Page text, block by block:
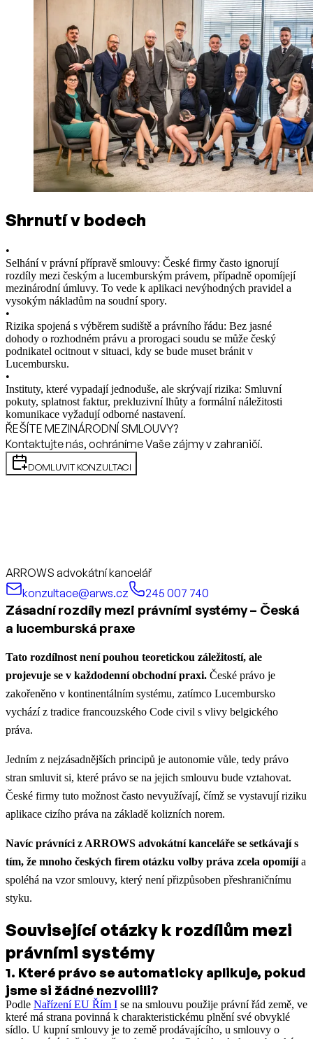
Shrnutí v bodech
•
Selhání v právní přípravě smlouvy: České firmy často ignorují
rozdíly mezi českým a lucemburským právem, případně opomíjejí
mezinárodní úmluvy. To vede k aplikaci nevýhodných pravidel a
vysokým nákladům na soudní spory.
•
Rizika spojená s výběrem sudiště a právního řádu: Bez jasné
dohody o rozhodném právu a prorogaci soudu se může český
podnikatel ocitnout v situaci, kdy se bude muset bránit v
Lucembursku.
•
Instituty, které vypadají jednoduše, ale skrývají rizika: Smluvní
pokuty, splatnost faktur, prekluzivní lhůty a formální náležitosti
komunikace vyžadují odborné nastavení.
ŘEŠÍTE MEZINÁRODNÍ SMLOUVY?
Kontaktujte nás, ochráníme Vaše zájmy v zahraničí.
DOMLUVIT KONZULTACI
ARROWS advokátní kancelář
konzultace@arws.cz
245 007 740
Zásadní rozdíly mezi právními systémy – Česká
a lucemburská praxe
Tato rozdílnost není pouhou teoretickou záležitostí, ale
projevuje se v každodenní obchodní praxi. České právo je
zakořeněno v kontinentálním systému, zatímco Lucembursko
vychází z tradice francouzského Code civil s vlivy belgického
práva.
Jedním z nejzásadnějších principů je autonomie vůle, tedy právo
stran smluvit si, které právo se na jejich smlouvu bude vztahovat.
České firmy tuto možnost často nevyužívají, čímž se vystavují riziku
aplikace cizího práva na základě kolizních norem.
Navíc právníci z ARROWS advokátní kanceláře se setkávají s
tím, že mnoho českých firem otázku volby práva zcela opomíjía
spoléhá na vzor smlouvy, který není přizpůsoben přeshraničnímu
styku.
Související otázky k rozdílům mezi
právními systémy
1. Které právo se automaticky aplikuje, pokud
jsme si žádné nezvolili?
Podle Nařízení EU Řím I se na smlouvu použije právní řád země, ve
které má strana povinná k charakteristickému plnění své obvyklé
sídlo. U kupní smlouvy je to země prodávajícího, u smlouvy o